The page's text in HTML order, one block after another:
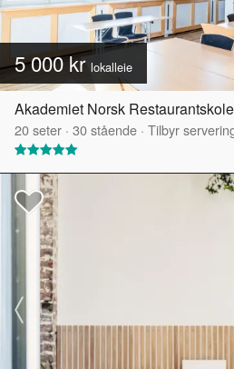
5 000 krlokalleie
Akademiet Norsk
20seter · 30stående · Tilbyr